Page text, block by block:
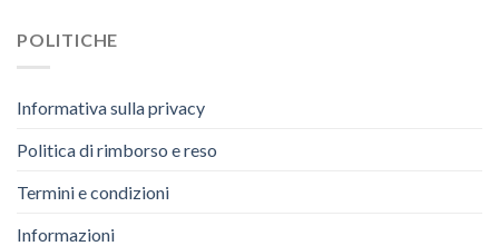
POLITICHE
Informativa sulla privacy
Politica di rimborso e reso
Termini e condizioni
Informazioni